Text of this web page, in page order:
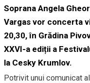
Soprana Angela
Vargas vor concerta
20,30, în Grădina
XXVI-a ediții a
la Cesky Krumlov.
Potrivit unui comunicat